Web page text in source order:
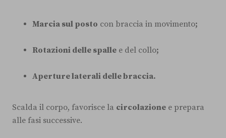
Marcia sul posto con braccia in movimento;
Rotazioni delle spalle e del collo;
Aperture laterali delle braccia.
Scalda il corpo, favorisce la circolazione e prepara
alle fasi successive.